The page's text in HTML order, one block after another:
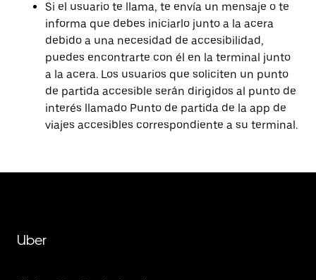
Si el usuario te llama, te envía un mensaje o te
informa que debes iniciarlo junto a la acera
debido a una necesidad de accesibilidad,
puedes encontrarte con él en la terminal junto
a la acera. Los usuarios que soliciten un punto
de partida accesible serán dirigidos al punto de
interés llamado Punto de partida de la app de
viajes accesibles correspondiente a su terminal.
Uber